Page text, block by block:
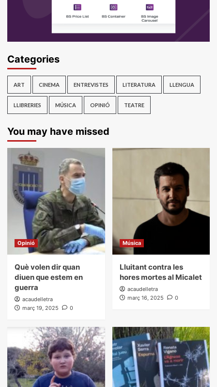
Categories
ART CINEMA ENTREVISTES LITERATURA LLENGUA
LLIBRERIES MÚSICA OPINIÓ TEATRE
You may have missed
Opinió
Què volen dir quan
diuen que estem en
guerra
acaudelletra
març 19, 2025
0
Música
Lluitant contra les
hores mortes al Micalet
acaudelletra
març 16, 2025
0